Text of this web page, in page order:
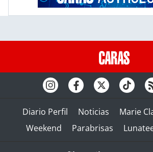
Diario Perfil Noticias Marie
Weekend
Parabrisas